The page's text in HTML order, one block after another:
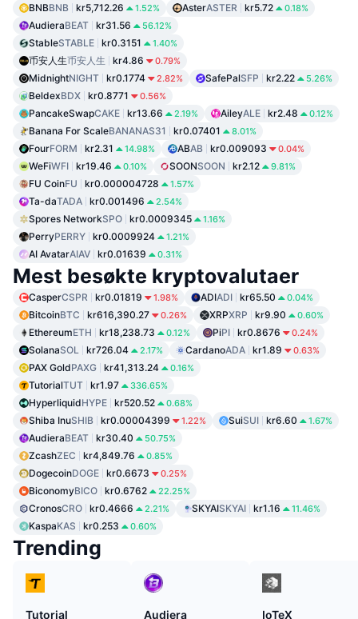
BNBBNB kr5,712.26 1.52% AsterASTER kr5.72 0.18%
AudieraBEAT kr31.56 56.12%
StableSTABLE kr0.3151 1.40%
币安人生币安人生 kr4.86 0.79%
MidnightNIGHT kr0.1774 2.82% SafePalSFP kr2.22 5.26%
BeldexBDX kr0.8771 0.56%
PancakeSwapCAKE kr13.66 2.19% AileyALE kr2.48 0.12%
Banana For ScaleBANANAS31 kr0.07401 8.01%
FourFORM kr2.31 14.98% ABAB kr0.009093 0.04%
WeFiWFI kr19.46 0.10% SOONSOON kr2.12 9.81%
FU CoinFU kr0.000004728 1.57%
Ta-daTADA kr0.001496 2.54%
Spores NetworkSPO kr0.0009345 1.16%
PerryPERRY kr0.0009924 1.21%
AI AvatarAIAV kr0.01639 0.31%
Mest besøkte kryptovalutaer
CasperCSPR kr0.01819 1.98% ADIADI kr65.50 0.04%
BitcoinBTC kr616,390.27 0.26% XRPXRP kr9.90 0.60%
EthereumETH kr18,238.73 0.12% PiPI kr0.8676 0.24%
SolanaSOL kr726.04 2.17% CardanoADA kr1.89 0.63%
PAX GoldPAXG kr41,313.24 0.16%
TutorialTUT kr1.97 336.65%
HyperliquidHYPE kr520.52 0.68%
Shiba InuSHIB kr0.00004399 1.22% SuiSUI kr6.60 1.67%
AudieraBEAT kr30.40 50.75%
ZcashZEC kr4,849.76 0.85%
DogecoinDOGE kr0.6673 0.25%
BiconomyBICO kr0.6762 22.25%
CronosCRO kr0.4666 2.21% SKYAISKYAI kr1.16 11.46%
KaspaKAS kr0.253 0.60%
Trending
Tutorial
Audiera
IoTeX